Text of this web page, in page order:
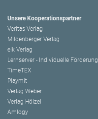
Unsere Kooperationspartner
Veritas Verlag
Mildenberger Verlag
elk Verlag
Lernserver - Individuelle Förderung
TimeTEX
Playmit
Verlag Weber
Verlag Hölzel
Amlogy